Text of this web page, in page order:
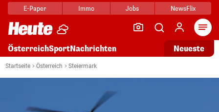
E-Paper Immo Jobs NewsFlix
ÖsterreichSportNachrichten Neueste
Startseite Österreich Steiermark